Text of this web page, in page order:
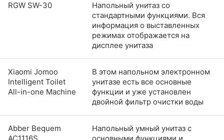
RGW SW-30
Напольный унитаз со
стандартными функциями. Вся
информация о выставленных
режимах отображается на
дисплее унитаза
Xiaomi Jomoo
Intelligent Toilet
All-in-one Machine
В этом напольном электронном
унитазе есть все основные
функции и уже установлен
двойной фильтр очистки воды
Abber Bequem
Напольный умный унитаз с